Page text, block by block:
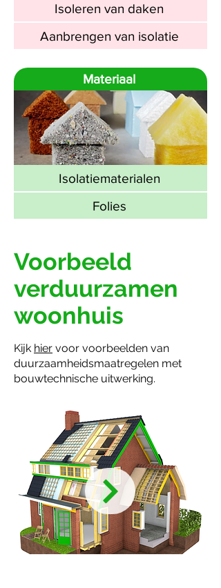
Isoleren van daken
Aanbrengen van isolatie
Materiaal
Isolatiematerialen
Folies
Voorbeeld
verduurzamen
woonhuis
Kijk hier voor voorbeelden van
duurzaamheidsmaatregelen met
bouwtechnische uitwerking.